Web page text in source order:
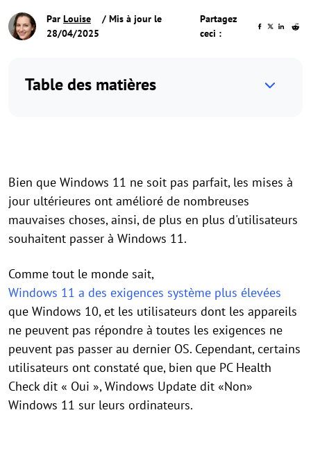
Par Louise
/ Mis à jour le
28/04/2025
Partagez
ceci :
Table des matières
Bien que Windows 11 ne soit pas parfait, les mises à
jour ultérieures ont amélioré de nombreuses
mauvaises choses, ainsi, de plus en plus d'utilisateurs
souhaitent passer à Windows 11.
Comme tout le monde sait,
Windows 11 a des exigences système plus élevées
que Windows 10, et les utilisateurs dont les appareils
ne peuvent pas répondre à toutes les exigences ne
peuvent pas passer au dernier OS. Cependant, certains
utilisateurs ont constaté que, bien que PC Health
Check dit « Oui », ​​Windows Update dit «Non»
Windows 11 sur leurs ordinateurs.